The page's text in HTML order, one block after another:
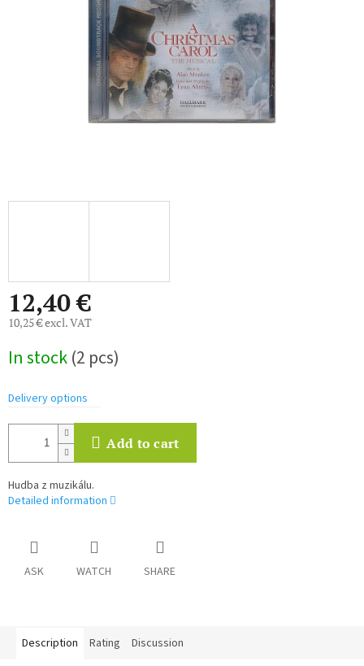
12,40 €
10,25 € excl. VAT
price:
In stock(2 pcs)
Delivery options
Add to cart
Hudba z muzikálu.
Detailed information
ASK WATCH SHARE
Description Rating Discussion